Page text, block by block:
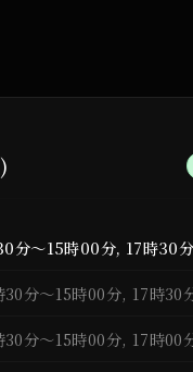
分～15時00分, 17時30
30分～15時00分, 17時30
30分～15時00分, 17時00